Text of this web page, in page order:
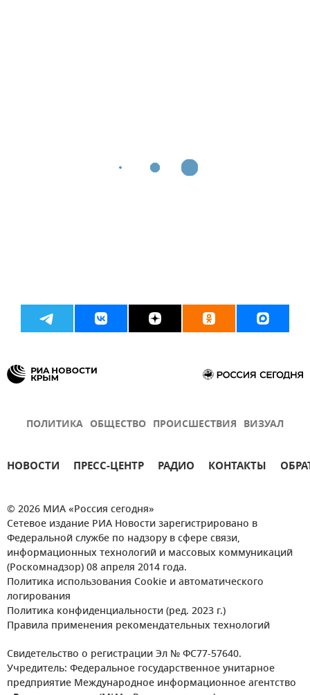
ПОЛИТИКА ОБЩЕСТВО ПРОИСШЕСТВИЯ ВИЗУАЛ
НОВОСТИ ПРЕСС-ЦЕНТР РАДИО КОНТАКТЫ
© 2026 МИА «Россия сегодня»
Сетевое издание РИА Новости зарегистрировано в
Федеральной службе по надзору в сфере связи,
информационных технологий и массовых коммуникаций
(Роскомнадзор) 08 апреля 2014 года.
Политика использования Cookie и автоматического
логирования
Политика конфиденциальности (ред. 2023 г.)
Правила применения рекомендательных технологий
Свидетельство о регистрации Эл № ФС77-57640.
Учредитель: Федеральное государственное унитарное
предприятие Международное информационное агентство